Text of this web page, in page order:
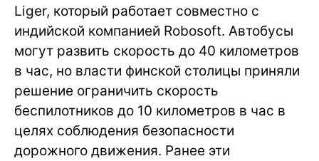
Liger, который работает совместно с
индийской компанией Robosoft. Автобусы
могут развить скорость до 40 километров
в час, но власти финской столицы приняли
решение ограничить скорость
беспилотников до 10 километров в час в
целях соблюдения безопасности
дорожного движения. Ранее эти